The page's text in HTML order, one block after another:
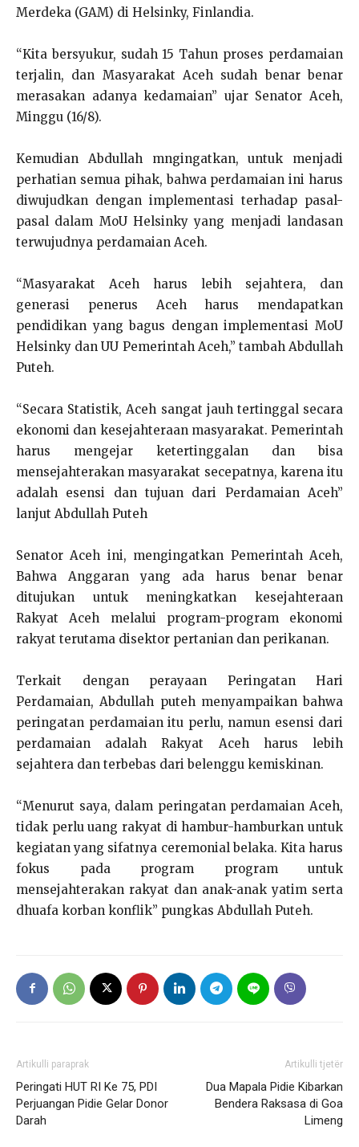
Merdeka (GAM) di Helsinky, Finlandia.
“Kita bersyukur, sudah 15 Tahun proses perdamaian
terjalin, dan Masyarakat Aceh sudah benar benar
merasakan adanya kedamaian” ujar Senator Aceh,
Minggu (16/8).
Kemudian Abdullah mngingatkan, untuk menjadi
perhatian semua pihak, bahwa perdamaian ini harus
diwujudkan dengan implementasi terhadap pasal-
pasal dalam MoU Helsinky yang menjadi landasan
terwujudnya perdamaian Aceh.
“Masyarakat Aceh harus lebih sejahtera, dan
generasi penerus Aceh harus mendapatkan
pendidikan yang bagus dengan implementasi MoU
Helsinky dan UU Pemerintah Aceh,” tambah Abdullah
Puteh.
“Secara Statistik, Aceh sangat jauh tertinggal secara
ekonomi dan kesejahteraan masyarakat. Pemerintah
harus mengejar ketertinggalan dan bisa
mensejahterakan masyarakat secepatnya, karena itu
adalah esensi dan tujuan dari Perdamaian Aceh”
lanjut Abdullah Puteh
Senator Aceh ini, mengingatkan Pemerintah Aceh,
Bahwa Anggaran yang ada harus benar benar
ditujukan untuk meningkatkan kesejahteraan
Rakyat Aceh melalui program-program ekonomi
rakyat terutama disektor pertanian dan perikanan.
Terkait dengan perayaan Peringatan Hari
Perdamaian, Abdullah puteh menyampaikan bahwa
peringatan perdamaian itu perlu, namun esensi dari
perdamaian adalah Rakyat Aceh harus lebih
sejahtera dan terbebas dari belenggu kemiskinan.
“Menurut saya, dalam peringatan perdamaian Aceh,
tidak perlu uang rakyat di hambur-hamburkan untuk
kegiatan yang sifatnya ceremonial belaka. Kita harus
fokus pada program program untuk
mensejahterakan rakyat dan anak-anak yatim serta
dhuafa korban konflik” pungkas Abdullah Puteh.
Artikulli paraprak
Peringati HUT RI Ke 75, PDI
Perjuangan Pidie Gelar Donor
Darah
Artikulli tjetër
Dua Mapala Pidie Kibarkan
Bendera Raksasa di Goa
Limeng